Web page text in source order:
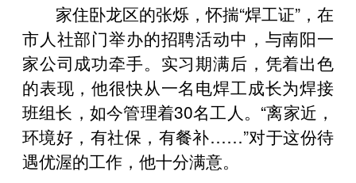
家住卧龙区的张烁，怀揣“焊工证”，在
市人社部门举办的招聘活动中，与南阳一
家公司成功牵手。实习期满后，凭着出色
的表现，他很快从一名电焊工成长为焊接
班组长，如今管理着30名工人。“离家近，
环境好，有社保，有餐补……”对于这份待
遇优渥的工作，他十分满意。